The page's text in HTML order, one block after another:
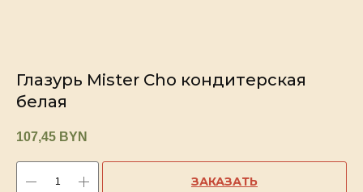
Глазурь Mister Cho кондитерская
белая
107,45 BYN
ЗАКАЗАТЬ